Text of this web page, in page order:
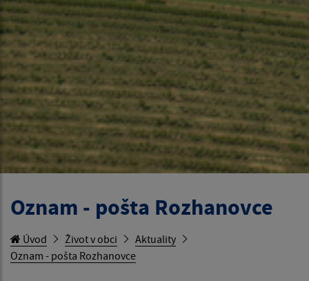
Oznam - pošta Rozhanovce
Úvod Život v obci
Aktuality
Oznam - pošta Rozhanovce